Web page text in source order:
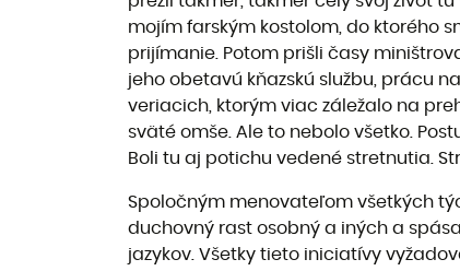
mojím farským kostolom, do ktorého
prijímanie. Potom prišli časy
jeho obetavú kňazskú službu, prácu
veriacich, ktorým viac záležalo na
sväté omše. Ale to nebolo všetko.
Boli tu aj potichu vedené stretnutia.
Spoločným menovateľom všetkých
duchovný rast osobný a iných a
jazykov. Všetky tieto iniciatívy